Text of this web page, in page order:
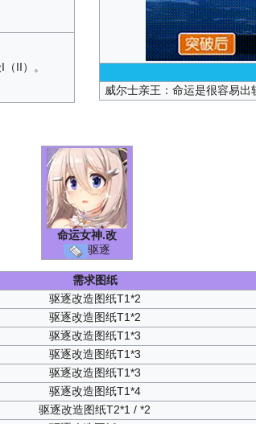
II）。
威尔士亲王：命运是很容易出
命运女神.改
驱逐
需求图纸
驱逐改造图纸T1*2
驱逐改造图纸T1*2
驱逐改造图纸T1*3
驱逐改造图纸T1*3
驱逐改造图纸T1*3
驱逐改造图纸T1*4
驱逐改造图纸T2*1 / *2